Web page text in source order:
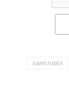
הזמנת חתונה